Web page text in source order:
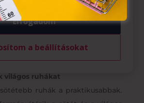
úgy rétegesen, hogy a külső
tudjuk venni, ha hirtelen
világos ruhákat
ruhák a praktikusabbak.
Elfogadom
a beállításokat